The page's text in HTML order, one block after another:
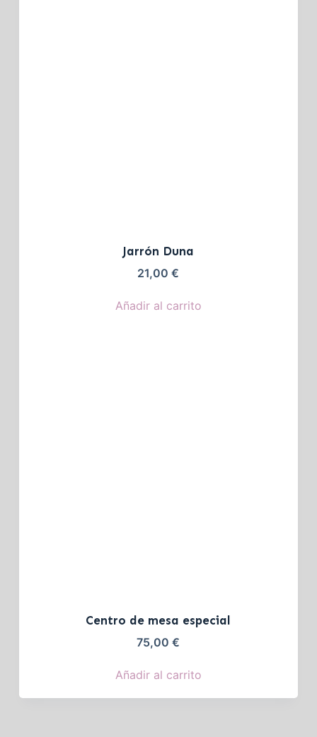
Jarrón Duna
21,00€
Añadir al carrito
Centro de mesa especial
75,00€
Añadir al carrito